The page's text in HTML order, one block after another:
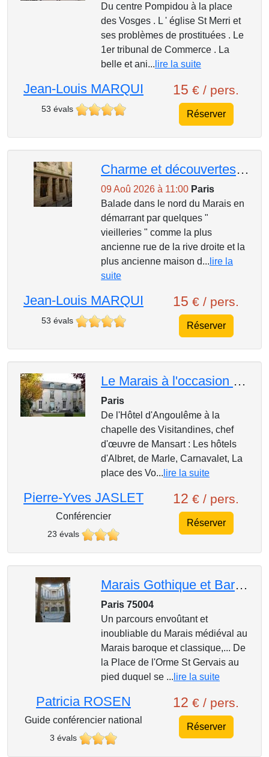
Du centre Pompidou à la place
des Vosges . L ' église St Merri et
ses problèmes de prostituées . Le
1er tribunal de Commerce . La
belle et ani... lire la suite
Jean-Louis MARQUI
53 évals
15 € / pers.
Réserver
Charme et découvertes des petites rues du nord du Marais .
09 Aoû 2026 à 11:00 Paris
Balade dans le nord du Marais en
démarrant par quelques "
vieilleries " comme la plus
ancienne rue de la rive droite et la
plus ancienne maison d... lire la
suite
Jean-Louis MARQUI
53 évals
15 € / pers.
Réserver
Le Marais à l'occasion des journées du patrimoine
Paris
De l'Hôtel d'Angoulême à la
chapelle des Visitandines, chef
d'œuvre de Mansart : Les hôtels
d'Albret, de Marle, Carnavalet, La
place des Vo... lire la suite
Pierre-Yves JASLET
Conférencier
23 évals
12 € / pers.
Réserver
Marais Gothique et Baroque- Un parcours enchanteur
Paris 75004
Un parcours envoûtant et
inoubliable du Marais médiéval au
Marais baroque et classique,... De
la Place de l'Orme St Gervais au
pied duquel se ... lire la suite
Patricia ROSEN
Guide conférencier national
3 évals
12 € / pers.
Réserver